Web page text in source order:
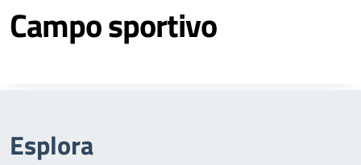
Campo sportivo
Esplora